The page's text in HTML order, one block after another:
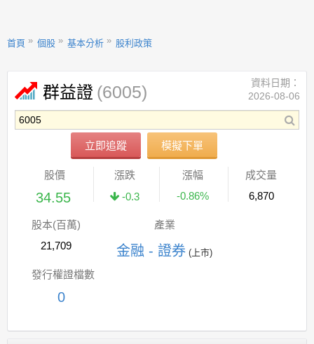
首頁 個股 基本分析 股利政策
群益證 (6005)
立即追蹤 模擬下單
資料日期：
2026-08-06
股價
34.55
漲跌
-0.3
漲幅
-0.86%
成交量
6,870
股本(百萬)
21,709
產業
金融 - 證券 (上市)
發行權證檔數
0